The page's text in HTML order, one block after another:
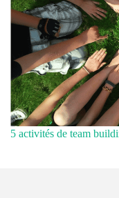
5 activités de team